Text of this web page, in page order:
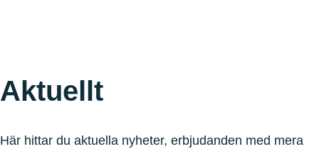
Aktuellt
Här hittar du aktuella nyheter, erbjudanden med mera